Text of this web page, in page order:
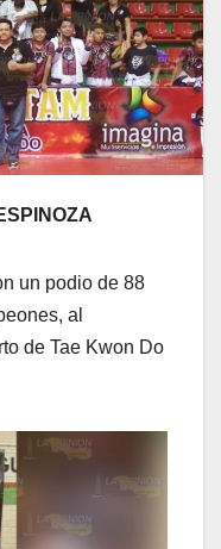
un podio de 88
al
de Tae Kwon Do